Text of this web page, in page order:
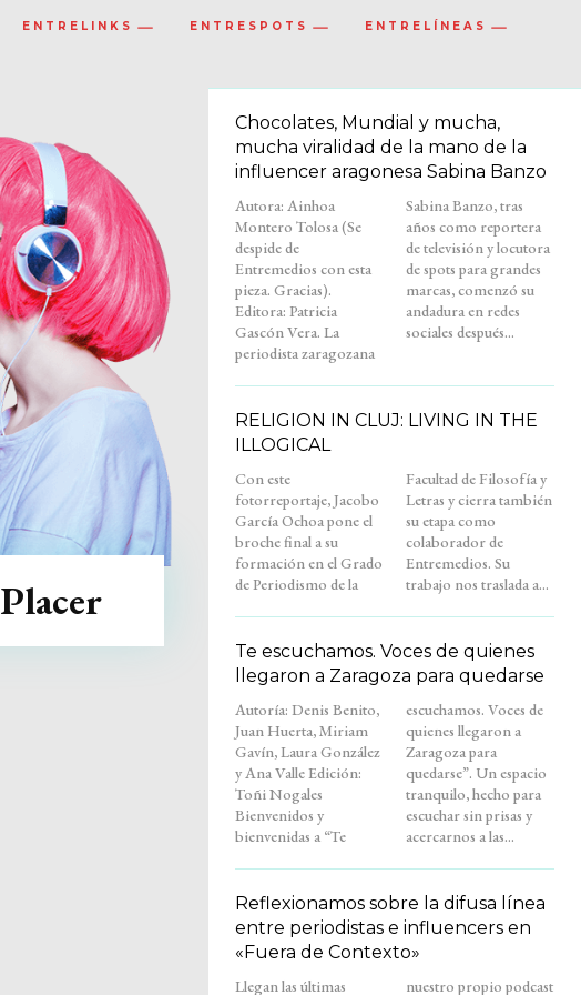
ENTRELINKS ENTRESPOTS ENTRELÍNEAS
Placer
Chocolates, Mundial y mucha,
mucha viralidad de la mano de la
influencer aragonesa Sabina Banzo
Autora: Ainhoa
Montero Tolosa (Se
despide de
Entremedios con esta
pieza. Gracias).
Editora: Patricia
Gascón Vera. La
periodista zaragozana
Sabina Banzo, tras
años como reportera
de televisión y locutora
de spots para grandes
marcas, comenzó su
andadura en redes
sociales después...
RELIGION IN CLUJ: LIVING IN THE
ILLOGICAL
Con este
fotorreportaje, Jacobo
García Ochoa pone el
broche final a su
formación en el Grado
de Periodismo de la
Facultad de Filosofía y
Letras y cierra también
su etapa como
colaborador de
Entremedios. Su
trabajo nos traslada a...
Te escuchamos. Voces de quienes
llegaron a Zaragoza para quedarse
Autoría: Denis Benito,
Juan Huerta, Miriam
Gavín, Laura González
y Ana Valle Edición:
Toñi Nogales
Bienvenidos y
bienvenidas a “Te
escuchamos. Voces de
quienes llegaron a
Zaragoza para
quedarse”. Un espacio
tranquilo, hecho para
escuchar sin prisas y
acercarnos a las...
Reflexionamos sobre la difusa línea
entre periodistas e influencers en
«Fuera de Contexto»
Llegan las últimas
nuestro propio podcast